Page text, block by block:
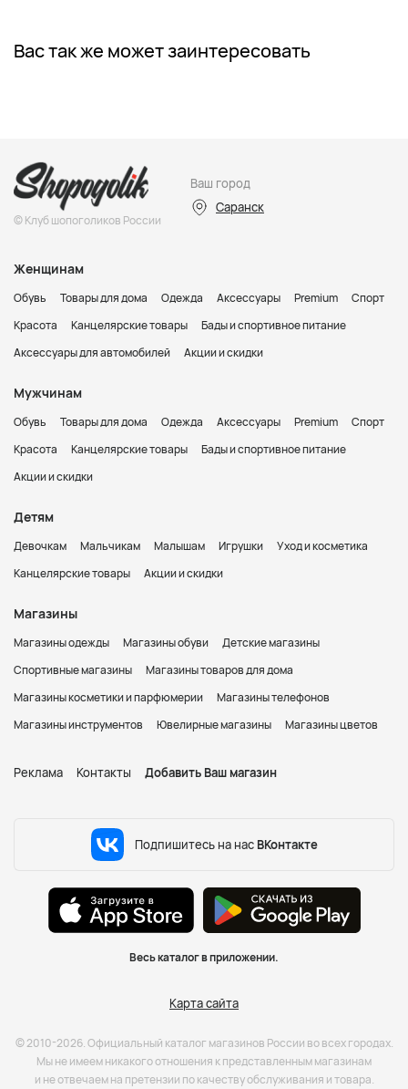
Вас так же может заинтересовать
© Клуб шопоголиков России
Ваш город
Саранск
Женщинам
Обувь Товары для дома Одежда Аксессуары Premium
Спорт
Красота
Канцелярские товары
Бады и спортивное питание
Аксессуары для автомобилей
Акции и скидки
Мужчинам
Обувь Товары для дома Одежда Аксессуары Premium
Спорт
Красота
Канцелярские товары
Бады и спортивное питание
Акции и скидки
Детям
Девочкам Мальчикам Малышам Игрушки
Уход и косметика
Канцелярские товары
Акции и скидки
Магазины
Магазины одежды Магазины обуви
Детские магазины
Спортивные магазины
Магазины товаров для дома
Магазины косметики и парфюмерии
Магазины телефонов
Магазины инструментов
Ювелирные магазины Магазины цветов
Реклама Контакты Добавить Ваш магазин
Подпишитесь на нас ВКонтакте
Весь каталог в приложении.
Карта сайта
© 2010-2026. Официальный каталог магазинов России во всех городах.
Мы не имеем никакого отношения к представленным магазинам
и не отвечаем на претензии по качеству обслуживания и товара.